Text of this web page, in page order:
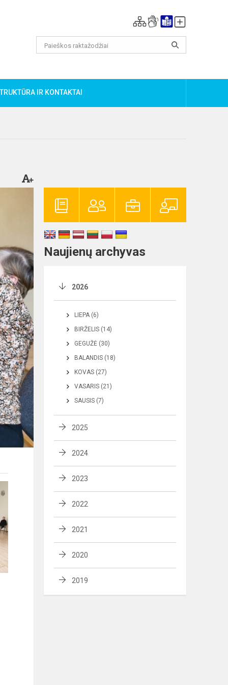
IR KONTAKTAI
Naujienų archyvas
2026
LIEPA (6)
BIRŽELIS (14)
GEGUŽĖ (30)
BALANDIS (18)
KOVAS (27)
VASARIS (21)
SAUSIS (7)
2025
2024
2023
2022
2021
2020
2019